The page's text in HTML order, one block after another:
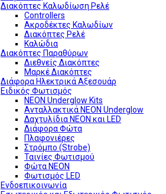
Διακόπτες Καλωδίωση Ρελέ
Controllers
Ακροδέκτες Καλωδίων
Διακόπτες Ρελέ
Καλώδια
Διακόπτες Παραθύρων
Διεθνείς Διακόπτες
Μαρκέ Διακόπτες
Διάφορα Ηλεκτρικά Αξεσουάρ
Ειδικός Φωτισμός
NEON Underglow Kits
Ανταλλακτικά NEON Underglow
Δαχτυλίδια NEON και LED
Διάφορα Φώτα
Πλαφονιέρες
Στρόμπο (Strobe)
Ταινίες Φωτισμού
Φώτα NEON
Φωτισμός LED
Ενδοεπικοινωνία